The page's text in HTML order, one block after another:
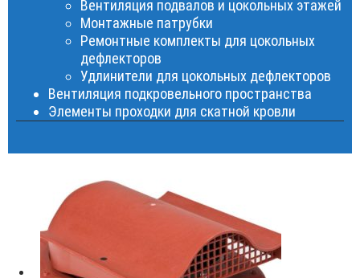
Вентиляция подвалов и цокольных этажей
Монтажные патрубки
Ремонтные комплекты для цокольных
дефлекторов
Удлинители для цокольных дефлекторов
Вентиляция подкровельного пространства
Элементы проходки для скатной кровли